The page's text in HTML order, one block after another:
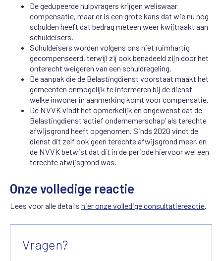
De gedupeerde hulpvragers krijgen weliswaar
compensatie, maar er is een grote kans dat wie nu nog
schulden heeft dat bedrag meteen weer kwijtraakt aan
schuldeisers.
Schuldeisers worden volgens ons niet ruimhartig
gecompenseerd, terwijl zij ook benadeeld zijn door het
onterecht weigeren van een schuldregeling.
De aanpak die de Belastingdienst voorstaat maakt het
gemeenten onmogelijk te informeren bij de dienst
welke inwoner in aanmerking komt voor compensatie.
De NVVK vindt het opmerkelijk en ongewenst dat de
Belastingdienst ‘actief ondernemerschap’ als terechte
afwijsgrond heeft opgenomen. Sinds 2020 vindt de
dienst dit zelf ook geen terechte afwijsgrond meer, en
de NVVK betwist dat dit in de periode hiervoor wel een
terechte afwijsgrond was.
Onze volledige reactie
Lees voor alle details hier onze volledige consultatiereactie
Vragen?